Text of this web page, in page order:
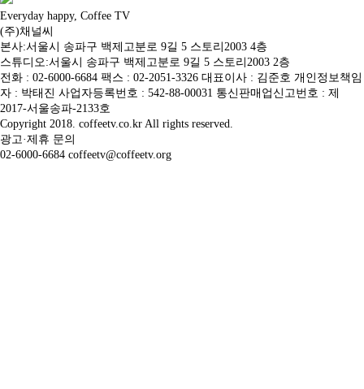
Everyday happy, Coffee TV
(주)채널씨
본사:서울시 송파구 백제고분로 9길 5 스토리2003 4층
스튜디오:서울시 송파구 백제고분로 9길 5 스토리2003 2층
전화 : 02-6000-6684 팩스 : 02-2051-3326 대표이사 : 김준호 개인정보책임
자 : 박태진 사업자등록번호 : 542-88-00031 통신판매업신고번호 : 제
2017-서울송파-2133호
Copyright 2018. coffeetv.co.kr All rights reserved.
광고·제휴 문의
02-6000-6684 coffeetv@coffeetv.org